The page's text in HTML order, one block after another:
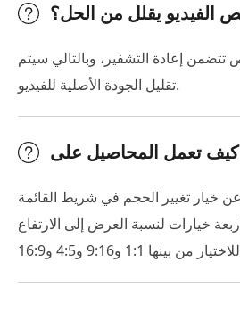
الفيديو يقلل من الحل؟
تتضمن إعادة التشفير، وبالتالي سيتم
تقليل الجودة الأصلية للفيديو.
خيار تغيير الحجم في شريط القائمة
خيارات لنسبة العرض إلى الارتفاع